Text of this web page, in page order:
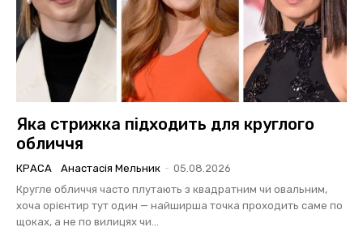
Яка стрижка підходить для круглого
обличчя
КРАСА Анастасія Мельник - 05.08.2026
Кругле обличчя часто плутають з квадратним чи овальним,
хоча орієнтир тут один — найширша точка проходить саме по
щоках, а не по вилицях чи...